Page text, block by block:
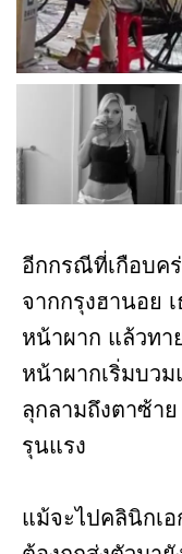
อีกกรณีที่เกือบค
จากกรุงฮานอย
หน้าผาก แล้วทา
หน้าผากเริ่มบว
ลุกลามถึงตาซ้า
รุนแรง
แม้จะไปคลินิกเ